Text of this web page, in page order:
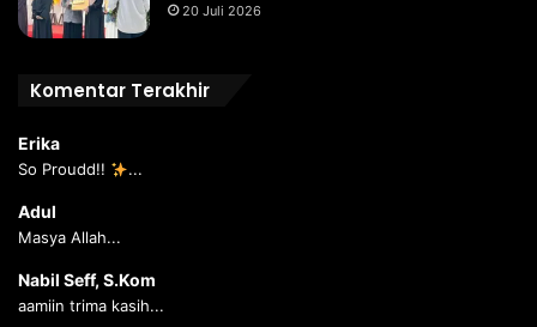
20 Juli 2026
Komentar Terakhir
Erika
So Proudd!! ...
Adul
Masya Allah...
Nabil Seff, S.Kom
aamiin trima kasih...